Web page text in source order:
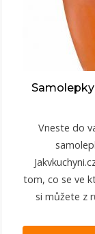
Vneste do
tom, co se ve
si můžete z